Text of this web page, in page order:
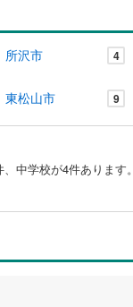
所沢市 4
東松山市 9
中学校が4件あります。